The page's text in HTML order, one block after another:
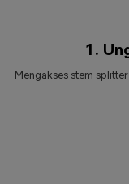
1.
Mengakses stem